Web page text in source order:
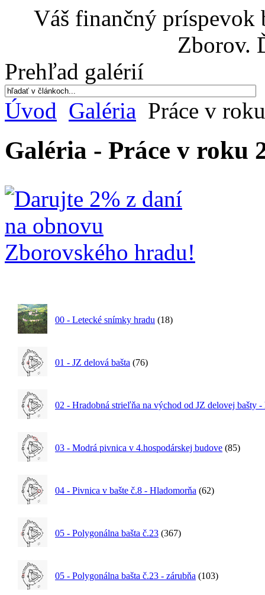
Váš finančný príspevok
Zborov.
Prehľad galérií
Úvod Galéria Práce v
Galéria - Práce v roku
00 - Letecké snímky hradu (18)
01 - JZ delová bašta (76)
02 - Hradobná strieľňa na východ od JZ delovej bašty
03 - Modrá pivnica v 4.hospodárskej budove (85)
04 - Pivnica v bašte č.8 - Hladomorňa (62)
05 - Polygonálna bašta č.23 (367)
05 - Polygonálna bašta č.23 - zárubňa (103)